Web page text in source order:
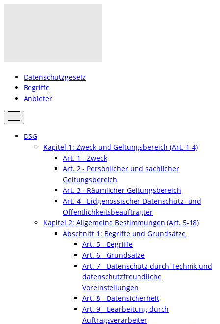
Datenschutzgesetz
Begriffe
Anbieter
DSG
Kapitel 1: Zweck und Geltungsbereich (Art. 1-4)
Art. 1 - Zweck
Art. 2 - Persönlicher und sachlicher
Geltungsbereich
Art. 3 - Räumlicher Geltungsbereich
Art. 4 - Eidgenössischer Datenschutz- und
Öffentlichkeitsbeauftragter
Kapitel 2: Allgemeine Bestimmungen (Art. 5-18)
Abschnitt 1: Begriffe und Grundsätze
Art. 5 - Begriffe
Art. 6 - Grundsätze
Art. 7 - Datenschutz durch Technik und
datenschutzfreundliche
Voreinstellungen
Art. 8 - Datensicherheit
Art. 9 - Bearbeitung durch
Auftragsverarbeiter